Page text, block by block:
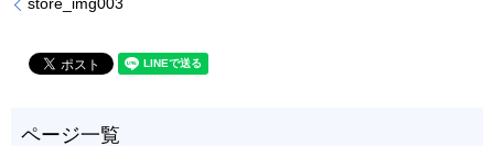
store_img003